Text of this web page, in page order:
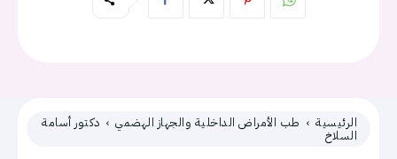
الرئيسية طب الأمراض الداخلية والجهاز الهضمي دكتور أسامة
السلاخ